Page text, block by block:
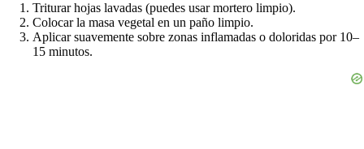
Triturar hojas lavadas (puedes usar mortero limpio).
Colocar la masa vegetal en un paño limpio.
Aplicar suavemente sobre zonas inflamadas o doloridas por 10–
15 minutos.